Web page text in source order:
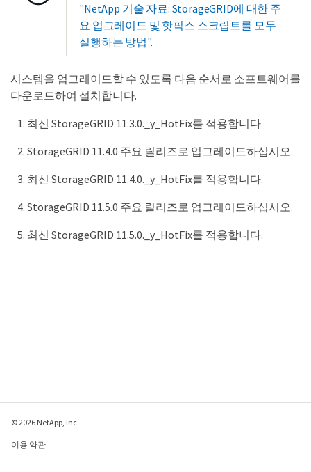
"NetApp 기술 자료: StorageGRID에 대한 주
요 업그레이드 및 핫픽스 스크립트를 모두
실행하는 방법".
시스템을 업그레이드할 수 있도록 다음 순서로 소프트웨어를
다운로드하여 설치합니다.
최신 StorageGRID 11.3.0._y_HotFix를 적용합니다.
StorageGRID 11.4.0 주요 릴리즈로 업그레이드하십시오.
최신 StorageGRID 11.4.0._y_HotFix를 적용합니다.
StorageGRID 11.5.0 주요 릴리즈로 업그레이드하십시오.
최신 StorageGRID 11.5.0._y_HotFix를 적용합니다.
© 2026 NetApp, Inc.
이용 약관